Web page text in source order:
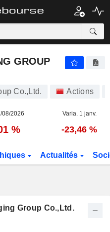
GROUP
Co.,Ltd. Actions
08/2026 Varia. 1 janv.
% -23,46 %
Actualités
Group Co.,Ltd.